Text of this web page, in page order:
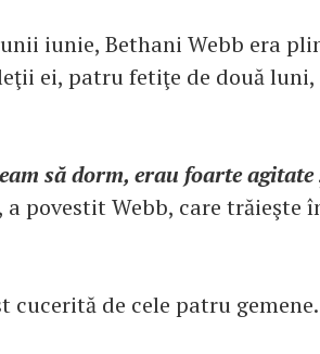
iunie, Bethani Webb era
ei, patru fetiţe de două luni,
să dorm, erau foarte agitate
, a povestit Webb, care trăieşte
cucerită de cele patru gemene.